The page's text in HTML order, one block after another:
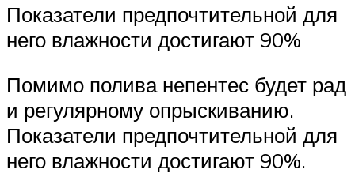
Показатели предпочтительной для
него влажности достигают 90%
Помимо полива непентес будет рад
и регулярному опрыскиванию.
Показатели предпочтительной для
него влажности достигают 90%.